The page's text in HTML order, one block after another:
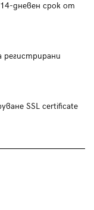
дневен срок от
регистрирани
SSL certificate